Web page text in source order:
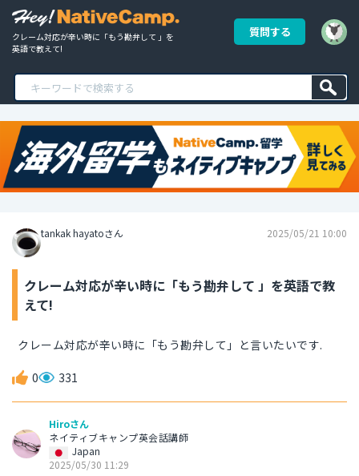
クレーム対応が辛い時に「もう勘弁して 」を
英語で教えて!
質問する
tankak hayatoさん 2025/05/21 10:00
クレーム対応が辛い時に「もう勘弁して 」を英語で教
えて!
クレーム対応が辛い時に「もう勘弁して」と言いたいです.
0 331
Hiroさん
ネイティブキャンプ英会話講師
Japan
2025/05/30 11:29